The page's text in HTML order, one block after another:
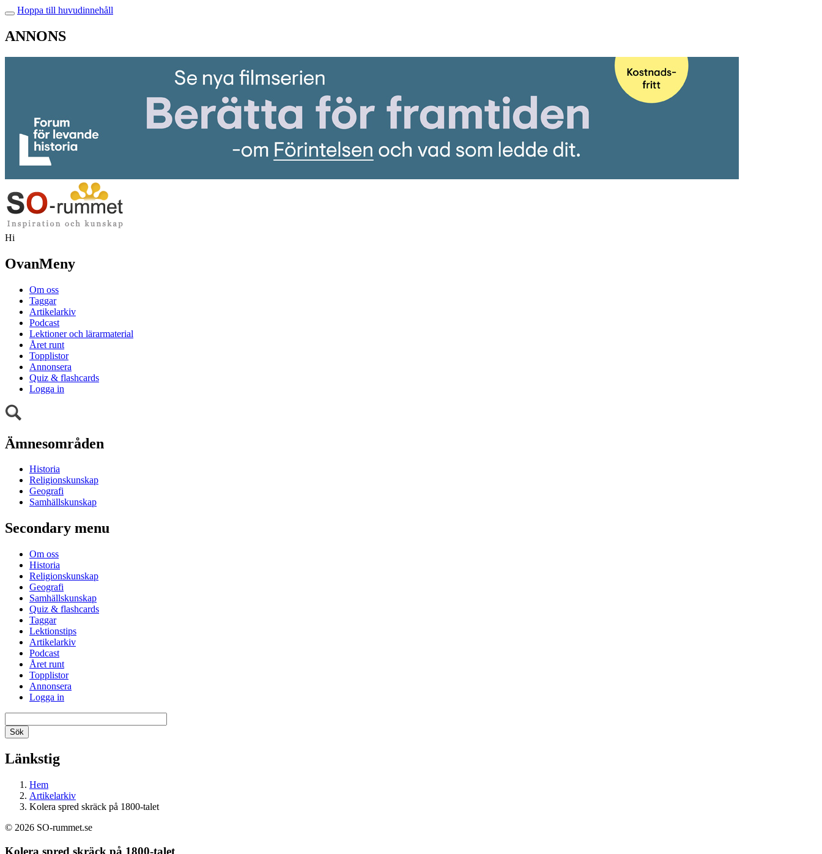
Hoppa till huvudinnehåll
ANNONS
Hi
OvanMeny
Om oss
Taggar
Artikelarkiv
Podcast
Lektioner och lärarmaterial
Året runt
Topplistor
Annonsera
Quiz & flashcards
Logga in
Ämnesområden
Historia
Religionskunskap
Geografi
Samhällskunskap
Secondary menu
Om oss
Historia
Religionskunskap
Geografi
Samhällskunskap
Quiz & flashcards
Taggar
Lektionstips
Artikelarkiv
Podcast
Året runt
Topplistor
Annonsera
Logga in
Länkstig
Hem
Artikelarkiv
Kolera spred skräck på 1800-talet
© 2026 SO-rummet.se
Kolera spred skräck på 1800-talet